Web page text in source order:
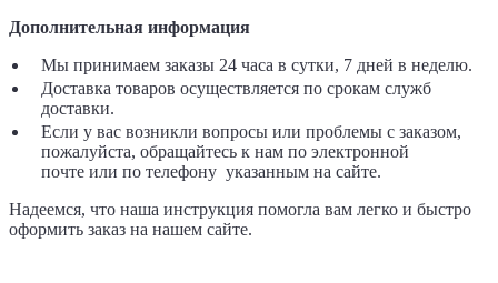
Дополнительная информация
Мы принимаем заказы 24 часа в сутки, 7 дней в неделю.
Доставка товаров осуществляется по срокам служб
доставки.
Если у вас возникли вопросы или проблемы с заказом,
пожалуйста, обращайтесь к нам по электронной
почте или по телефону указанным на сайте.
Надеемся, что наша инструкция помогла вам легко и быстро
оформить заказ на нашем сайте.